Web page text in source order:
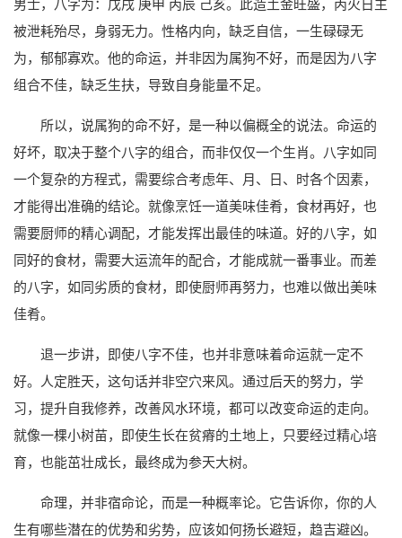
男士，八字为：戊戌 庚申 丙辰 己亥。此造土金旺盛，丙火日主
被泄耗殆尽，身弱无力。性格内向，缺乏自信，一生碌碌无
为，郁郁寡欢。他的命运，并非因为属狗不好，而是因为八字
组合不佳，缺乏生扶，导致自身能量不足。
所以，说属狗的命不好，是一种以偏概全的说法。命运的
好坏，取决于整个八字的组合，而非仅仅一个生肖。八字如同
一个复杂的方程式，需要综合考虑年、月、日、时各个因素，
才能得出准确的结论。就像烹饪一道美味佳肴，食材再好，也
需要厨师的精心调配，才能发挥出最佳的味道。好的八字，如
同好的食材，需要大运流年的配合，才能成就一番事业。而差
的八字，如同劣质的食材，即使厨师再努力，也难以做出美味
佳肴。
退一步讲，即使八字不佳，也并非意味着命运就一定不
好。人定胜天，这句话并非空穴来风。通过后天的努力，学
习，提升自我修养，改善风水环境，都可以改变命运的走向。
就像一棵小树苗，即使生长在贫瘠的土地上，只要经过精心培
育，也能茁壮成长，最终成为参天大树。
命理，并非宿命论，而是一种概率论。它告诉你，你的人
生有哪些潜在的优势和劣势，应该如何扬长避短，趋吉避凶。